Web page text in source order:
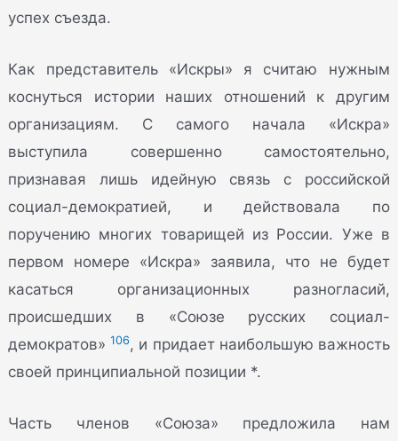
успех съезда.
Как представитель «Искры» я считаю нужным
коснуться истории наших отношений к другим
организациям. С самого начала «Искра»
выступила совершенно самостоятельно,
признавая лишь идейную связь с российской
социал-демократией, и действовала по
поручению многих товарищей из России. Уже в
первом номере «Искра» заявила, что не будет
касаться организационных разногласий,
происшедших в «Союзе русских социал-
демократов»106 , и придает наибольшую важность
своей принципиальной позиции *.
Часть членов «Союза» предложила нам